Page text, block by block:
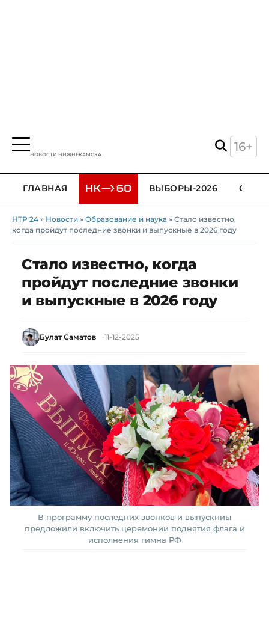
НОВОСТИ НИЖНЕКАМСКА
16+
ГЛАВНАЯ ВЫБОРЫ-2026
НТР 24 » Новости » Образование и наука » Стало известно,
когда пройдут последние звонки и выпускные в 2026 году
Стало известно, когда
пройдут последние звонки
и выпускные в 2026 году
Булат Саматов 11-12-2025
В программу последних звонков и выпускниы
предложили включить церемонии поднятия флага и
исполнения гимна РФ